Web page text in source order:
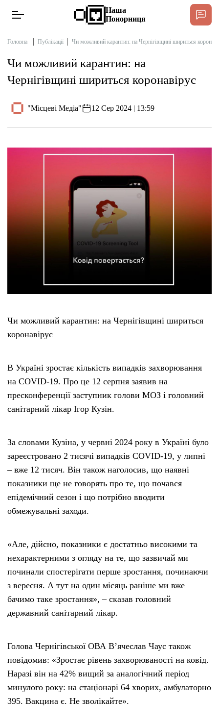
Новини
Інтерв’ю
Редакційна політика
Про нас
Бюджет
Контакти
Наша
Понорниця
Головна Публікації Чи можливий карантин: на Чернігівщині шириться
Чи можливий карантин: на
Чернігівщині шириться коронавірус
"Місцеві Медіа" 12 Сер 2024 | 13:59
Чи можливий карантин: на Чернігівщині шириться
коронавірус
В Україні зростає кількість випадків захворювання
на COVID-19. Про це 12 серпня заявив на
пресконференції заступник голови МОЗ і головний
санітарний лікар Ігор Кузін.
За словами Кузіна, у червні 2024 року в Україні було
зареєстровано 2 тисячі випадків COVID-19, у липні
– вже 12 тисяч. Він також наголосив, що наявні
показники ще не говорять про те, що почався
епідемічний сезон і що потрібно вводити
обмежувальні заходи.
«Але, дійсно, показники є достатньо високими та
нехарактерними з огляду на те, що зазвичай ми
починали спостерігати перше зростання, починаючи
з вересня. А тут на один місяць раніше ми вже
бачимо таке зростання», – сказав головний
державний санітарний лікар.
Голова Чернігівської ОВА Вʼячеслав Чаус також
повідомив: «Зростає рівень захворюваності на ковід.
Наразі він на 42% вищий за аналогічний період
минулого року: на стаціонарі 64 хворих, амбулаторно
395. Вакцина є. Не зволікайте».